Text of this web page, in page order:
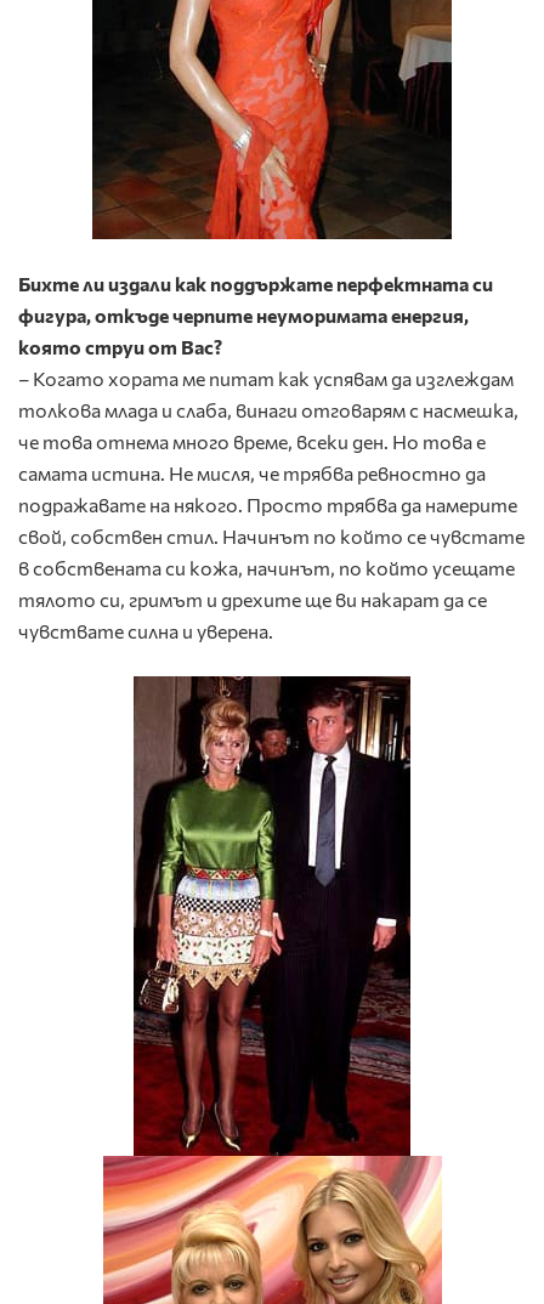
Бихте ли издали как поддържате перфектната си
фигура, откъде черпите неуморимата енергия,
която струи от Вас?
– Когато хората ме питат как успявам да изглеждам
толкова млада и слаба, винаги отговарям с насмешка,
че това отнема много време, всеки ден. Но това е
самата истина. Не мисля, че трябва ревностно да
подражавате на някого. Просто трябва да намерите
свой, собствен стил. Начинът по който се чувстате
в собствената си кожа, начинът, по който усещате
тялото си, гримът и дрехите ще ви накарат да се
чувствате силна и уверена.